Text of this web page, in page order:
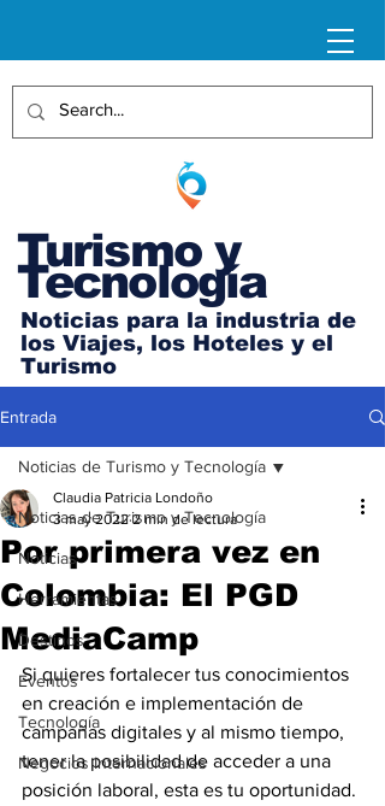
Turismo y
Tecnología
Noticias para la industria de
los Viajes, los Hoteles y el
Turismo
Entrada
Noticias de Turismo y Tecnología
Noticias
Herramientas
Destinos
Eventos
Tecnología
Negocios Internacionales
Noticias de Turismo y Tecnología
Por primera vez en
Colombia: El PGD
MediaCamp
Claudia Patricia Londoño
3 may 2022 2 min de lectura
Si quieres fortalecer tus conocimientos
en creación e implementación de
campañas digitales y al mismo tiempo,
tener la posibilidad de acceder a una
posición laboral, esta es tu oportunidad.